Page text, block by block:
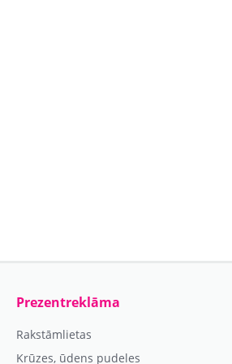
Prezentreklāma
Rakstāmlietas
Krūzes, ūdens pudeles